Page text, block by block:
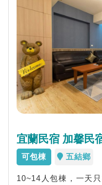
宜蘭民宿 加馨民
可包棟 五結鄉
10~14人包棟，一天